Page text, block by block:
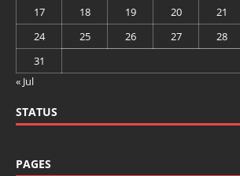
17
18 19 20 21
24
25 26 27 28
31
« Jul
STATUS
PAGES